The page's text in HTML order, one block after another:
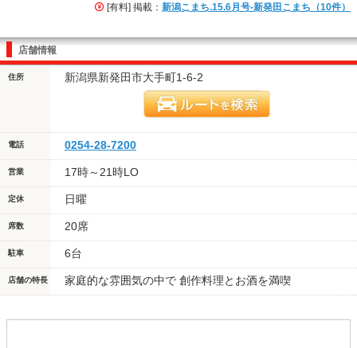
[有料] 掲載： 新潟こまち.15.6月号-新発田こまち（10件）
店舗情報
住所 新潟県新発田市大手町1-6-2
電話 0254-28-7200
営業 17時～21時LO
定休 日曜
席数 20席
駐車 6台
店舗の特長 家庭的な雰囲気の中で 創作料理とお酒を満喫